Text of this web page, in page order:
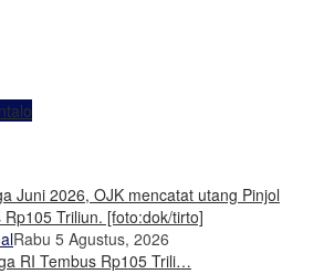
Rabu 5 Agustus, 2026
RI Tembus Rp105 Trili…